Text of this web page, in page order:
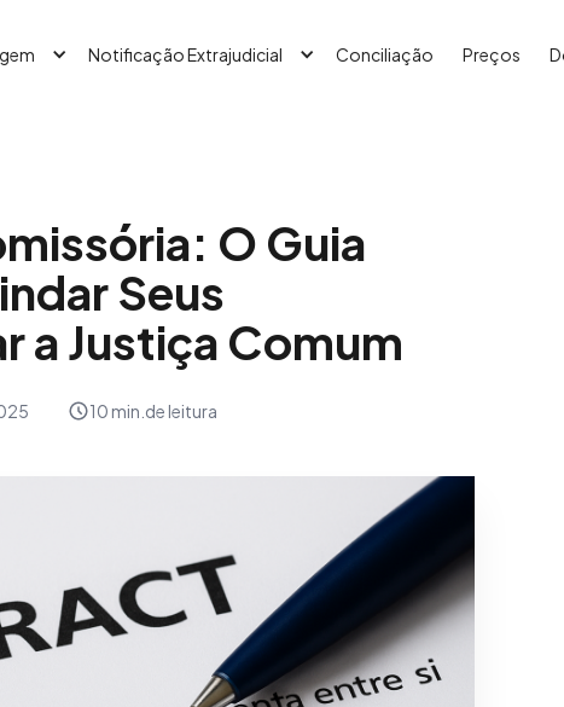
Notificação Extrajudicial Conciliação Preços
O Guia
Seus
a Justiça Comum
10 min. de leitura